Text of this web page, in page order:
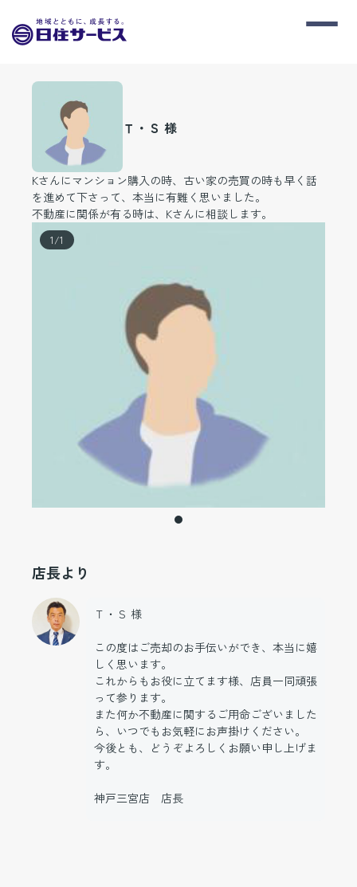
Ｔ・Ｓ 様
Kさんにマンション購入の時、古い家の売買の時も早く話
を進めて下さって、本当に有難く思いました。
不動産に関係が有る時は、Kさんに相談します。
1/1
店長より
Ｔ・Ｓ 様
この度はご売却のお手伝いができ、本当に嬉
しく思います。
これからもお役に立てます様、店員一同頑張
って参ります。
また何か不動産に関するご用命ございました
ら、いつでもお気軽にお声掛けください。
今後とも、どうぞよろしくお願い申し上げま
す。
神戸三宮店 店長